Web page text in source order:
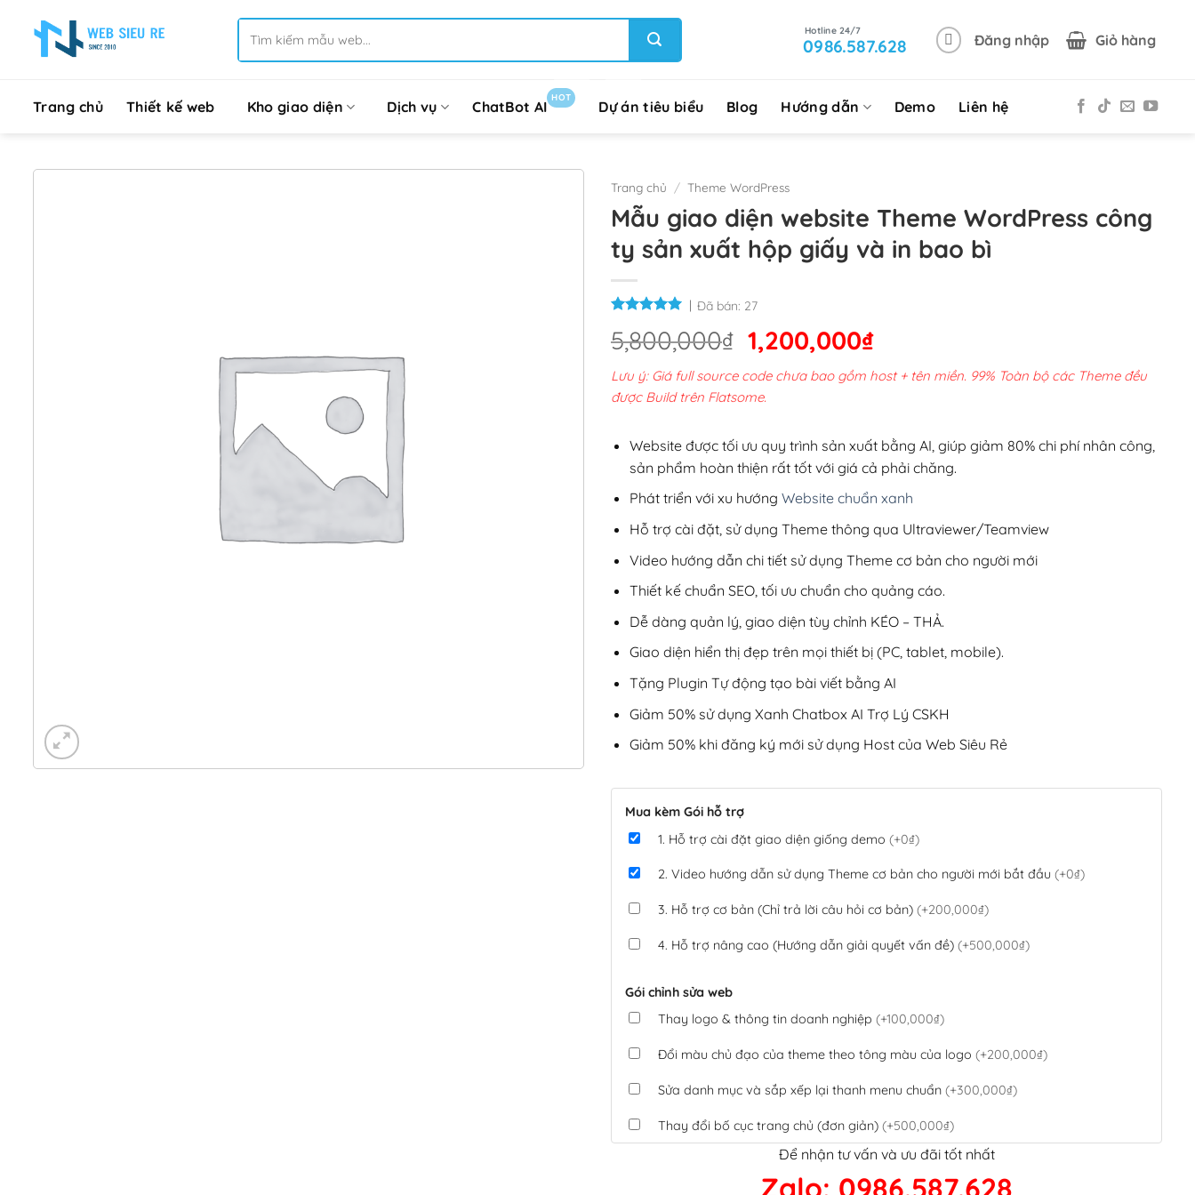
kiếm:
0986.587.628 Đăng nhập Giỏ hàng
Trang chủ Thiết kế web Kho giao diện Dịch vụ ChatBot AI
HOT
Dự án tiêu biểu Blog Hướng dẫn Demo Liên hệ
Trang chủ / Theme WordPress
Mẫu giao diện website Theme WordPress công
ty sản xuất hộp giấy và in bao bì
Đã bán: 27
5,800,000₫ Giá
gốc
là:
1,200,000₫Giá
hiện
tại
1,200,000₫.
Lưu ý: Giá full source code chưa bao gồm host + tên miền. 99% Toàn bộ các Theme đều
được Build trên Flatsome.
Website được tối ưu quy trình sản xuất bằng AI, giúp giảm 80% chi phí nhân công,
sản phẩm hoàn thiện rất tốt với giá cả phải chăng.
Phát triển với xu hướng Website chuẩn xanh
Hỗ trợ cài đặt, sử dụng Theme thông qua Ultraviewer/Teamview
Video hướng dẫn chi tiết sử dụng Theme cơ bản cho người mới
Thiết kế chuẩn SEO, tối ưu chuẩn cho quảng cáo.
Dễ dàng quản lý, giao diện tùy chỉnh KÉO – THẢ.
Giao diện hiển thị đẹp trên mọi thiết bị (PC, tablet, mobile).
Tặng Plugin Tự động tạo bài viết bằng AI
Giảm 50% sử dụng Xanh Chatbox AI Trợ Lý CSKH
Giảm 50% khi đăng ký mới sử dụng Host của Web Siêu Rẻ
Mua kèm Gói hỗ trợ
1. Hỗ trợ cài đặt giao diện giống demo (+0₫)
2. Video hướng dẫn sử dụng Theme cơ bản cho người mới bắt đầu (+0₫)
3. Hỗ trợ cơ bản (Chỉ trả lời câu hỏi cơ bản) (+200,000₫)
4. Hỗ trợ nâng cao (Hướng dẫn giải quyết vấn đề) (+500,000₫)
Gói chỉnh sửa web
Thay logo & thông tin doanh nghiệp (+100,000₫)
Đổi màu chủ đạo của theme theo tông màu của logo (+200,000₫)
Sửa danh mục và sắp xếp lại thanh menu chuẩn (+300,000₫)
Thay đổi bố cục trang chủ (đơn giản) (+500,000₫)
Tích hợp thanh toán QR Code ngân hàng(+100,000₫)
Để nhận tư vấn và ưu đãi tốt nhất
Zalo: 0986.587.628